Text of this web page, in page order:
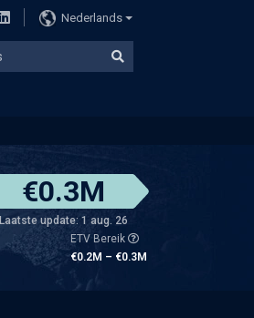
Nederlands
€0.3M
Laatste update: 1 aug. 26
ETV Bereik
€0.2M – €0.3M